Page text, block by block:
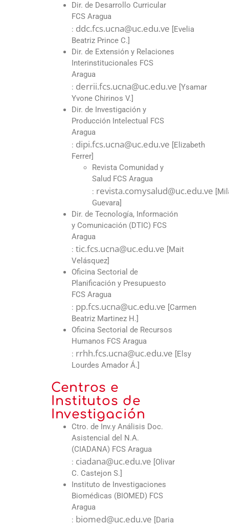
Dir. de Desarrollo Curricular
FCS Aragua
: ddc.fcs.ucna@uc.edu.ve [Evelia
Beatriz Prince C.]
Dir. de Extensión y Relaciones
Interinstitucionales FCS
Aragua
: derrii.fcs.ucna@uc.edu.ve [Ysamar
Yvone Chirinos V.]
Dir. de Investigación y
Producción Intelectual FCS
Aragua
: dipi.fcs.ucna@uc.edu.ve [Elizabeth
Ferrer]
Revista Comunidad y
Salud FCS Aragua
: revista.comysalud@uc.edu.ve
Guevara]
Dir. de Tecnología, Información
y Comunicación (DTIC) FCS
Aragua
: tic.fcs.ucna@uc.edu.ve [Mait
Velásquez]
Oficina Sectorial de
Planificación y Presupuesto
FCS Aragua
: pp.fcs.ucna@uc.edu.ve [Carmen
Beatriz Martinez H.]
Oficina Sectorial de Recursos
Humanos FCS Aragua
: rrhh.fcs.ucna@uc.edu.ve [Elsy
Lourdes Amador Á.]
Centros e
Institutos de
Investigación
Ctro. de Inv.y Análisis Doc.
Asistencial del N.A.
(CIADANA) FCS Aragua
: ciadana@uc.edu.ve [Olivar
C. Castejon S.]
Instituto de Investigaciones
Biomédicas (BIOMED) FCS
Aragua
: biomed@uc.edu.ve [Daria